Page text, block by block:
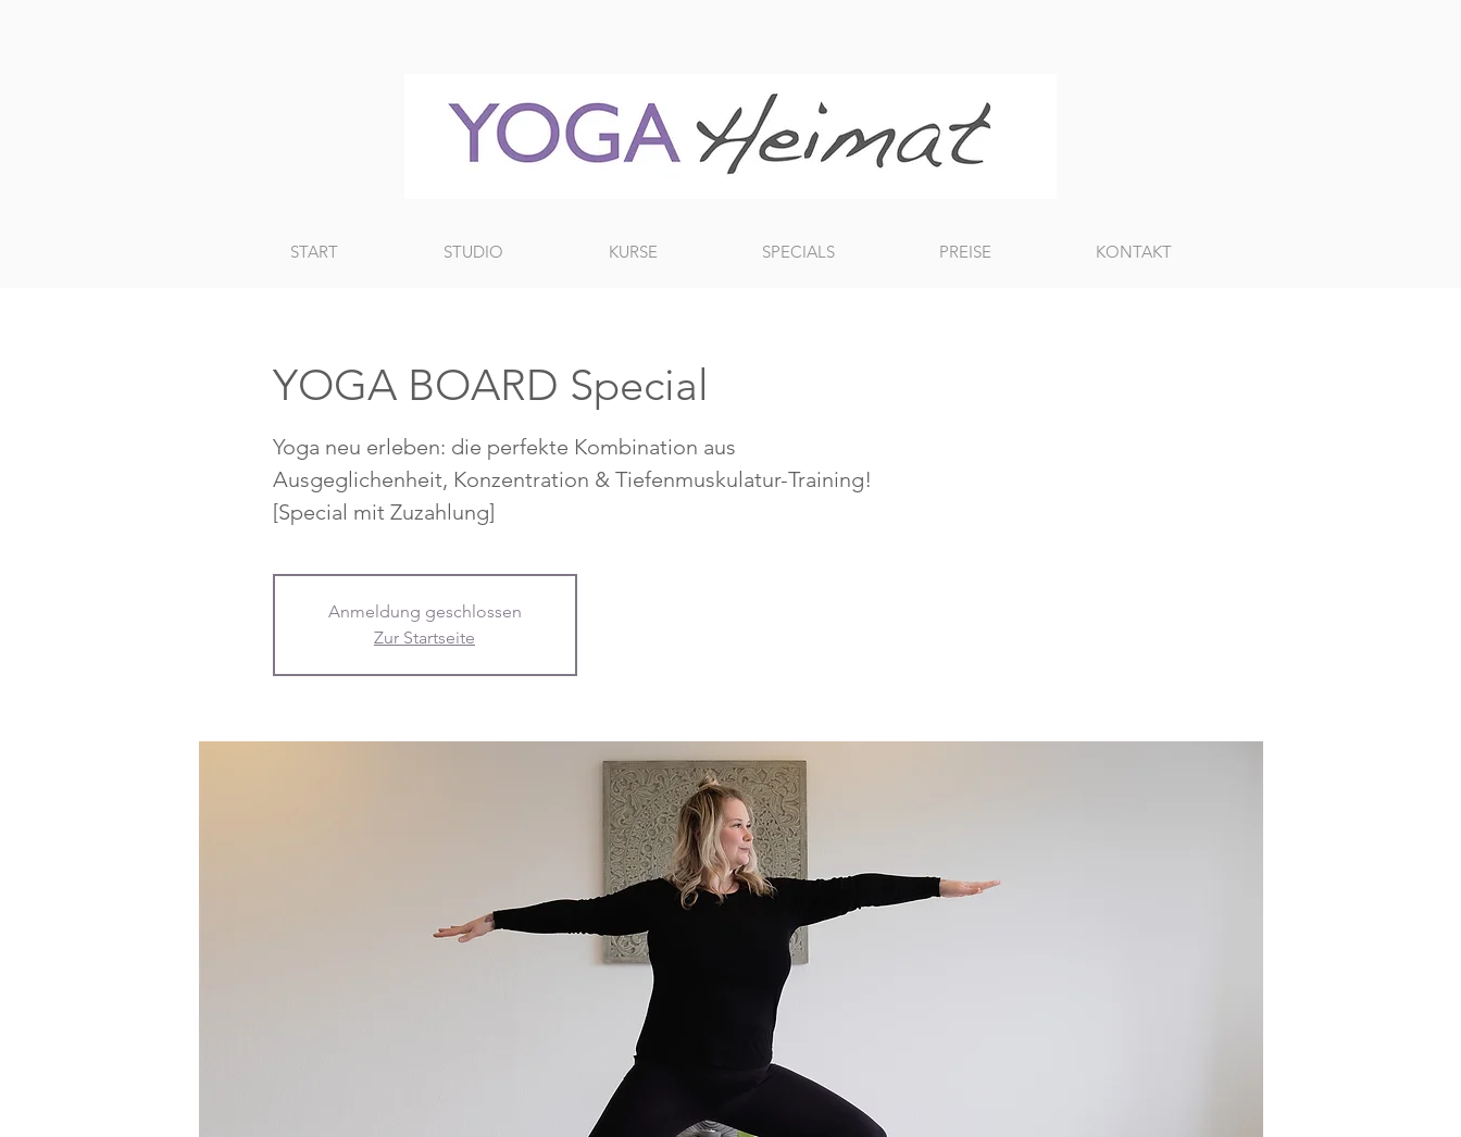
START STUDIO KURSE SPECIALS PREISE KONTAKT
YOGA BOARD Special
Yoga neu erleben: die perfekte Kombination aus
Ausgeglichenheit, Konzentration & Tiefenmuskulatur-Training!
[Special mit Zuzahlung]
Anmeldung geschlossen
Zur Startseite